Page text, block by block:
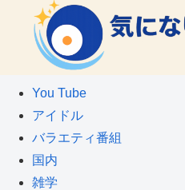
You Tube
アイドル
バラエティ番組
国内
雑学